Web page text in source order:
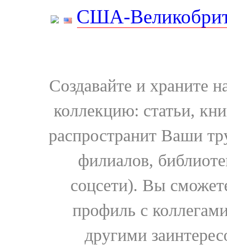
США-
Создавайте и храните
коллекцию: статьи,
распространит Ваши
филиалов,
соцсети). Вы
профиль с
другими